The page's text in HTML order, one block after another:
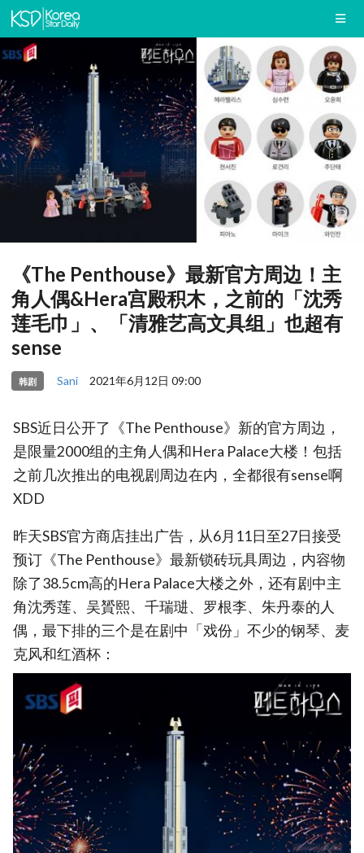
《The Penthouse》最新官方周边！主
角人偶&Hera宫殿积木，之前的「沈秀
莲毛巾」、「清雅艺高文具组」也超有
sense
韩剧 Sani 2021年6月12日 09:00
SBS近日公开了《The Penthouse》新的官方周边，
是限量2000组的主角人偶和Hera Palace大楼！包括
之前几次推出的电视剧周边在内，全都很有sense啊
XDD
昨天SBS官方商店挂出广告，从6月11日至27日接受
预订《The Penthouse》最新锁砖玩具周边，内容物
除了38.5cm高的Hera Palace大楼之外，还有剧中主
角沈秀莲、吴贇熙、千瑞琎、罗根李、朱丹泰的人
偶，最下排的三个是在剧中「戏份」不少的钢琴、麦
克风和红酒杯：